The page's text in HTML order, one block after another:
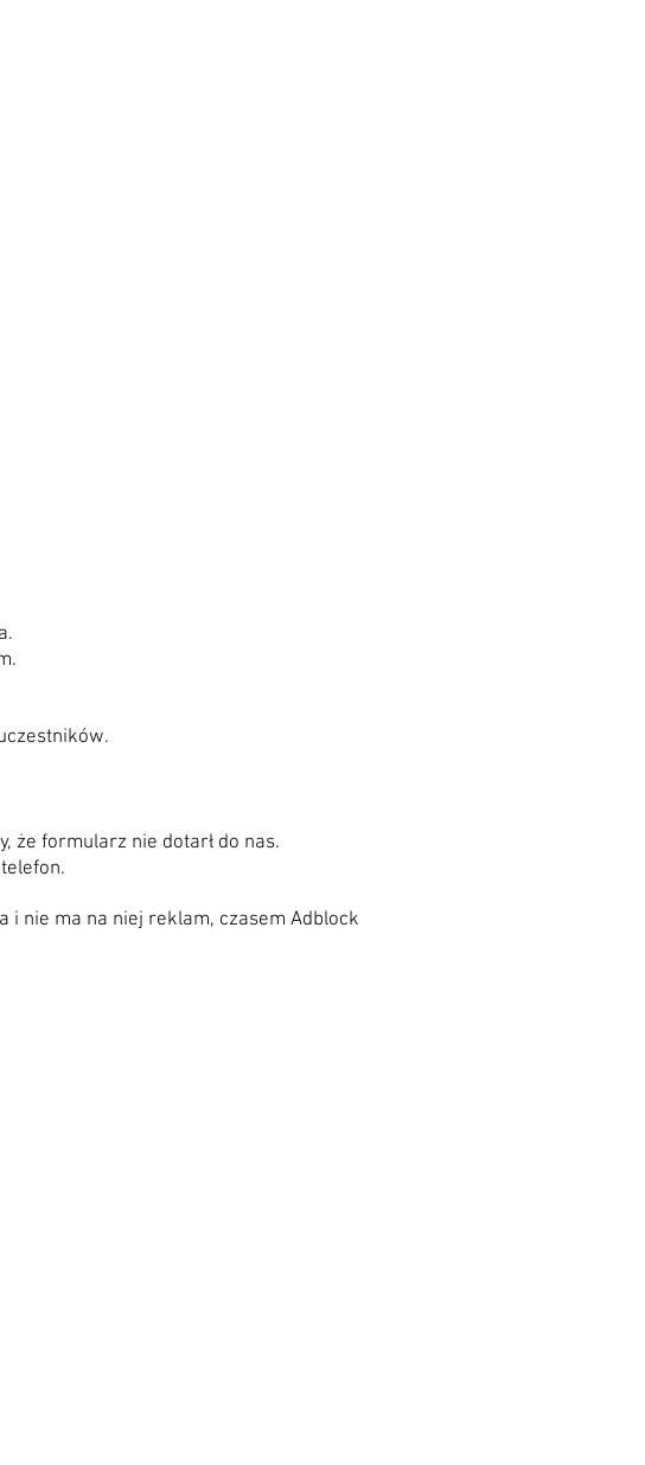
że formularz nie dotarł do nas.
i nie ma na niej reklam, czasem Adblock